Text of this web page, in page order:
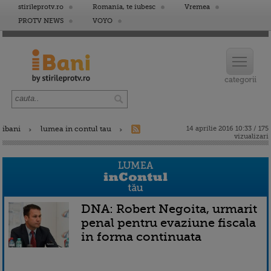
stirileprotv.ro Romania, te iubesc
Vremea
PROTV NEWS
VOYO
ibani lumea in contul tau
14 aprilie 2016 10:33 / 175
vizualizari
DNA: Robert Negoita, urmarit
penal pentru evaziune fiscala
in forma continuata